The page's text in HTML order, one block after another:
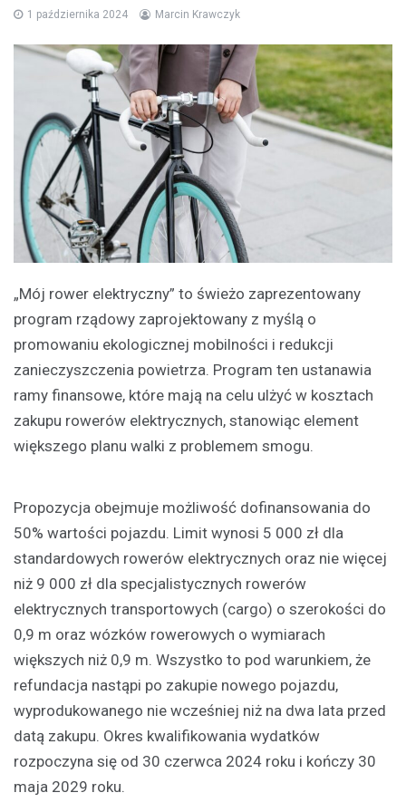
1 października 2024 Marcin Krawczyk
„Mój rower elektryczny” to świeżo zaprezentowany
program rządowy zaprojektowany z myślą o
promowaniu ekologicznej mobilności i redukcji
zanieczyszczenia powietrza. Program ten ustanawia
ramy finansowe, które mają na celu ulżyć w kosztach
zakupu rowerów elektrycznych, stanowiąc element
większego planu walki z problemem smogu.
Propozycja obejmuje możliwość dofinansowania do
50% wartości pojazdu. Limit wynosi 5 000 zł dla
standardowych rowerów elektrycznych oraz nie więcej
niż 9 000 zł dla specjalistycznych rowerów
elektrycznych transportowych (cargo) o szerokości do
0,9 m oraz wózków rowerowych o wymiarach
większych niż 0,9 m. Wszystko to pod warunkiem, że
refundacja nastąpi po zakupie nowego pojazdu,
wyprodukowanego nie wcześniej niż na dwa lata przed
datą zakupu. Okres kwalifikowania wydatków
rozpoczyna się od 30 czerwca 2024 roku i kończy 30
maja 2029 roku.